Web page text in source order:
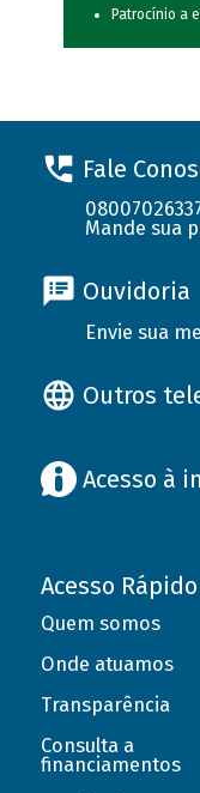
Patrocínio a
Fale
Mande sua
Ouvidoria
Envie sua
Outros
Acesso à
Acesso Rápido
Quem somos
Onde atuamos
Transparência
Consulta a
financiamentos